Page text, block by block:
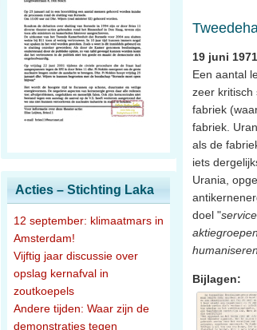
Acties – Stichting Laka
12 september: klimaatmars in
Amsterdam!
Vijftig jaar discussie over
opslag kernafval in
zoutkoepels
Andere tijden: Waar zijn de
demonstraties tegen
19 juni 1971
Een aantal
zeer kritisch
fabriek
fabriek.
als de
iets
Urania,
doel "
Bijlagen: